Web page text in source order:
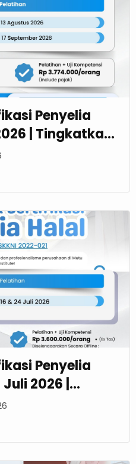
Penyelia
Anda
Penyelia
2026 |
Halal
021